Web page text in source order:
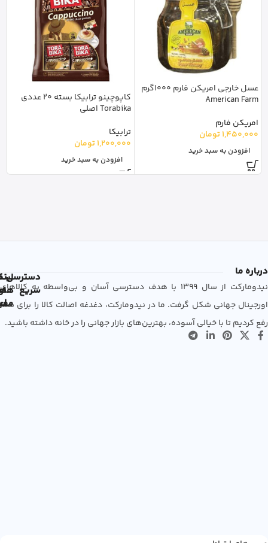
عسل خارجی امریکن فارم 1000گرم
American Farm
امریکن فارم
1,450,000تومان
افزودن به سبد خرید
کاپوچینو ترابیکا بسته 20 عددی
Torabika اصلی
ترابیکا
1,200,000تومان
افزودن به سبد خرید
درباره ما
نیدومارکت از سال 1399 با هدف دسترسی آسان و بی‌واسطه به کالاهای
اورجینال جهانی شکل گرفت. ما در نیدومارکت، دغدغه اصالت کالا را برای شما
رفع کردیم تا با خیالی آسوده، بهترین‌های بازار جهانی را در خانه داشته باشید.
دسترسی
سریع